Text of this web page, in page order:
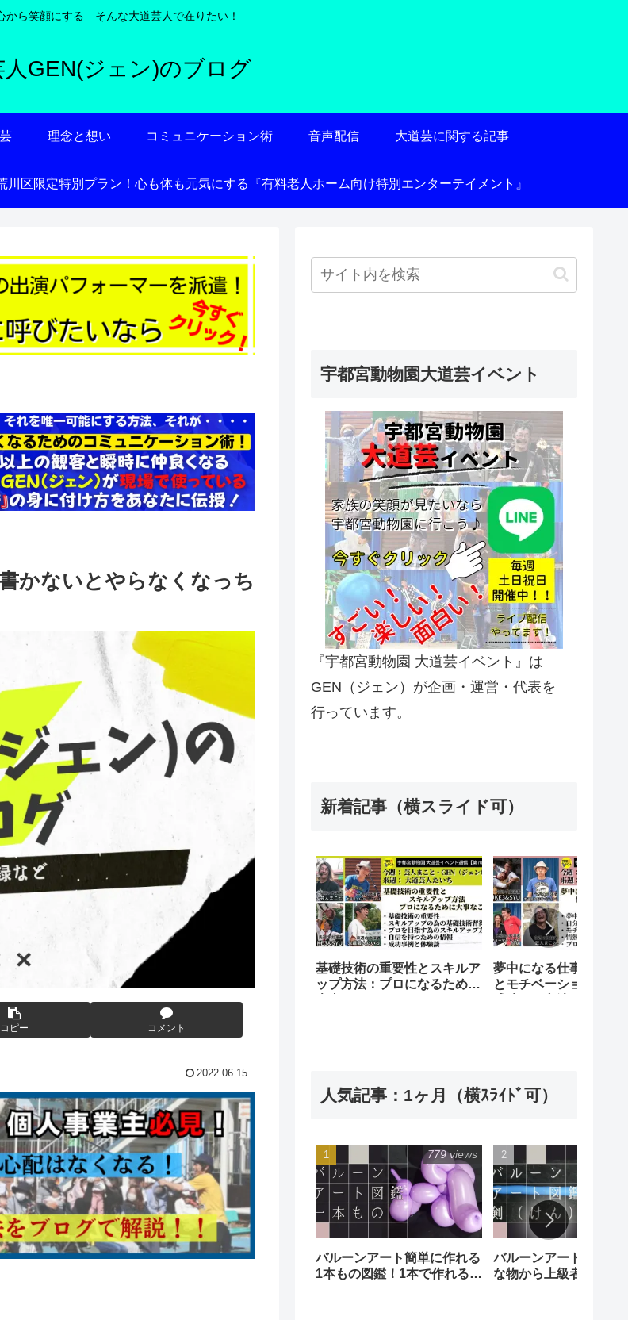
から笑顔にする そんな大道芸人で在りたい！
人GEN(ジェン)のブログ
理念と想い コミュニケーション術 音声配信 大道芸に関する記事
川区限定特別プラン！心も体も元気にする『有料老人ホーム向け特別エンターテイメント』
かないとやらなくなっち
コピー コメント
2022.06.15
宇都宮動物園大道芸イベント
『宇都宮動物園 大道芸イベント』は
GEN（ジェン）が企画・運営・代表を
行っています。
新着記事（横スライド可）
基礎技術の重要性とスキルア
ップ方法：プロになるために
夢中になる仕事を発見
とモチベーションをア
人気記事：1ヶ月（横ｽﾗｲﾄﾞ可）
バルーンアート簡単に作れる
1本もの図鑑！1本で作れる簡
779 views
バルーンアート剣図鑑
な物から上級者向けの